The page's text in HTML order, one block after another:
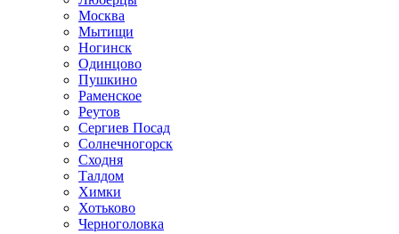
Москва
Мытищи
Ногинск
Одинцово
Пушкино
Раменское
Реутов
Сергиев Посад
Солнечногорск
Сходня
Талдом
Химки
Хотьково
Черноголовка